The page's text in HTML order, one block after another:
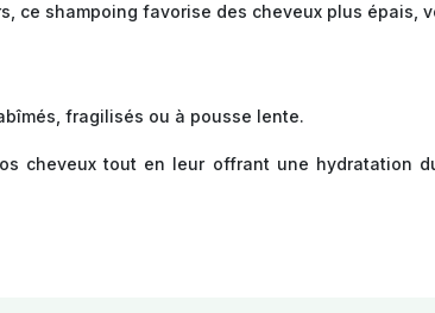
ce shampoing favorise des cheveux plus épais,
fragilisés ou à pousse lente.
cheveux tout en leur offrant une hydratation